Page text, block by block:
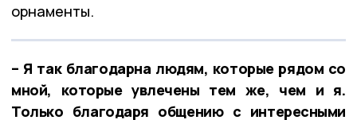
орнаменты.
– Я так благодарна людям, которые рядом со
мной, которые увлечены тем же, чем и я.
Только благодаря общению с интересными